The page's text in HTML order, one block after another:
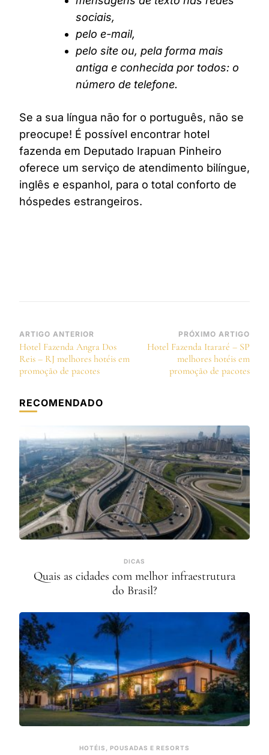
sociais,
pelo e-mail,
pelo site ou, pela forma mais
antiga e conhecida por todos: o
número de telefone.
Se a sua língua não for o português, não se
preocupe! É possível encontrar hotel
fazenda em Deputado Irapuan Pinheiro
oferece um serviço de atendimento bilíngue,
inglês e espanhol, para o total conforto de
hóspedes estrangeiros.
Navegação
de
post
ARTIGO ANTERIOR
Hotel Fazenda Angra Dos
Reis – RJ melhores hotéis em
promoção de pacotes
PRÓXIMO ARTIGO
Hotel Fazenda Itararé – SP
melhores hotéis em
promoção de pacotes
RECOMENDADO
DICAS
Quais as cidades com melhor infraestrutura
do Brasil?
HOTÉIS, POUSADAS E RESORTS